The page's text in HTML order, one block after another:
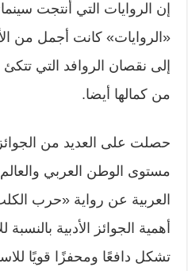
إن الروايات التي أنتجت
«الروايات» كانت أجمل من
إلى نقصان الروافد التي
من كمالها أيضا.
حصلت على العديد من
مستوى الوطن العربي
العربية عن رواية «حرب
أهمية الجوائز الأدبية
تشكل دافعًا ومحفزًا قويًا